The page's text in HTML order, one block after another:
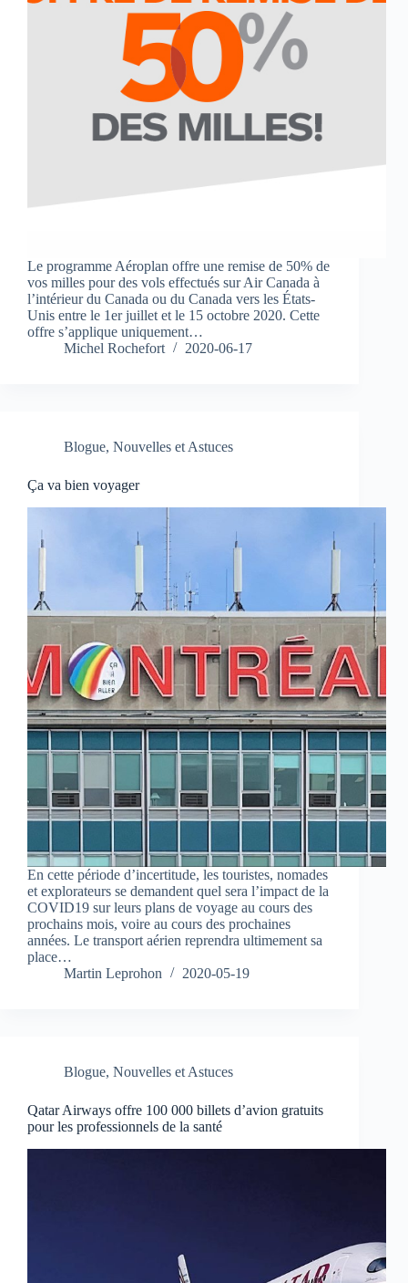
Le programme Aéroplan offre une remise de 50% de
vos milles pour des vols effectués sur Air Canada à
l’intérieur du Canada ou du Canada vers les États-
Unis entre le 1er juillet et le 15 octobre 2020. Cette
offre s’applique uniquement…
Michel Rochefort
2020-06-17
Blogue, Nouvelles et Astuces
Ça va bien voyager
En cette période d’incertitude, les touristes, nomades
et explorateurs se demandent quel sera l’impact de la
COVID19 sur leurs plans de voyage au cours des
prochains mois, voire au cours des prochaines
années. Le transport aérien reprendra ultimement sa
place…
Martin Leprohon
2020-05-19
Blogue, Nouvelles et Astuces
Qatar Airways offre 100 000 billets d’avion gratuits
pour les professionnels de la santé